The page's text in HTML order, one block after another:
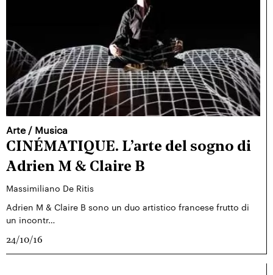
Arte / Musica
CINÉMATIQUE. L’arte del sogno di
Adrien M & Claire B
Massimiliano De Ritis
Adrien M & Claire B sono un duo artistico francese frutto di
un incontr…
24/10/16